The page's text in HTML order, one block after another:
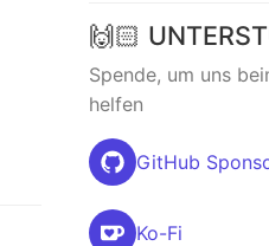
🙌🏻
Spende, um uns
helfen
GitHub
Ko-Fi